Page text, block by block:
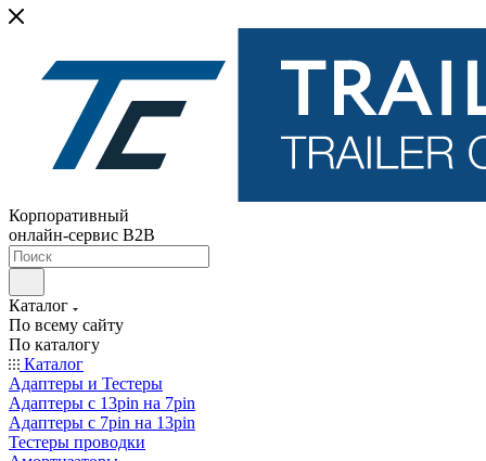
Корпоративный
онлайн-сервис B2B
Каталог
По всему сайту
По каталогу
Каталог
Адаптеры и Тестеры
Адаптеры с 13pin на 7pin
Адаптеры с 7pin на 13pin
Тестеры проводки